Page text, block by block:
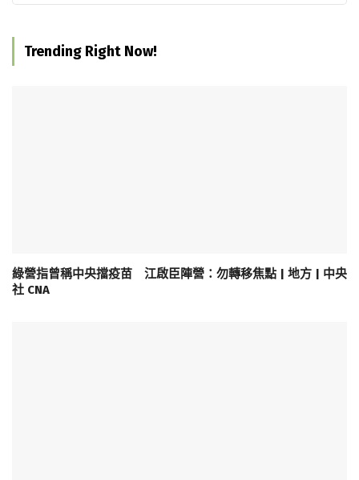
Trending Right Now!
綠營指曾稱中央擋疫苗 江啟臣陣營：勿轉移焦點 | 地方 | 中央
社 CNA